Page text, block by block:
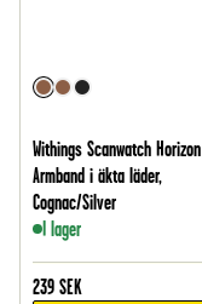
Withings Scanwatch Horizon
Armband i äkta läder,
Cognac/Silver
I lager
239 SEK